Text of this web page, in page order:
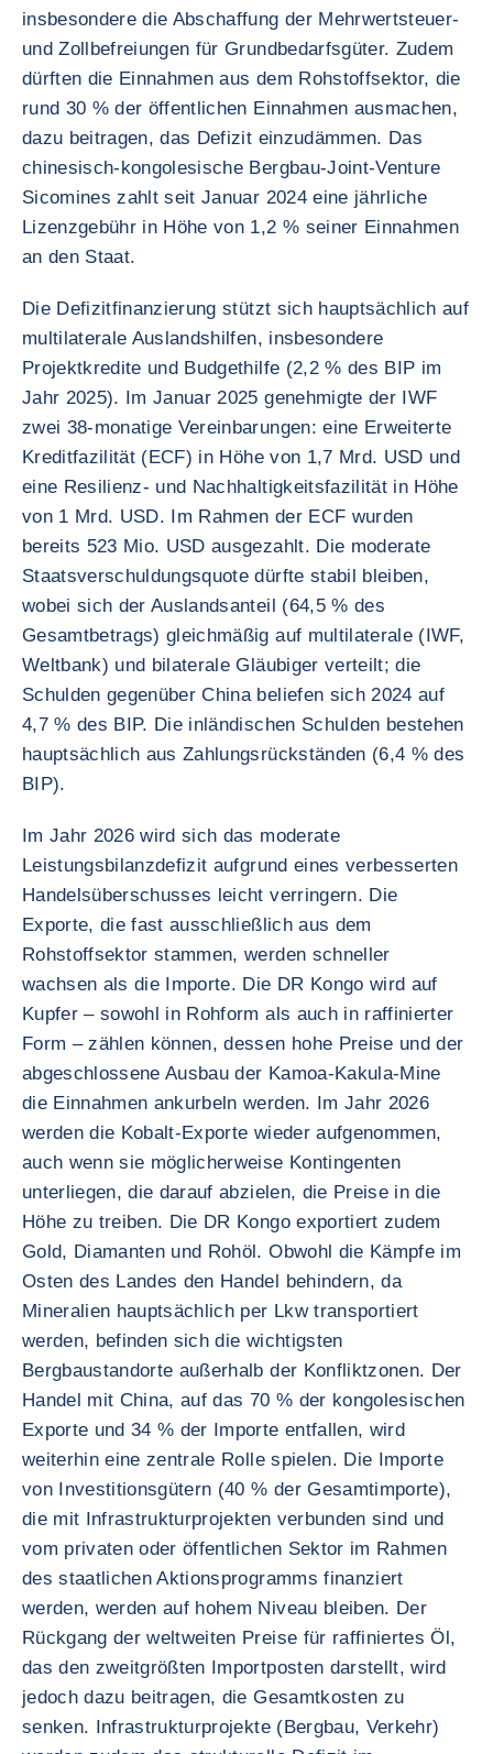
insbesondere die Abschaffung der Mehrwertsteuer-
und Zollbefreiungen für Grundbedarfsgüter. Zudem
dürften die Einnahmen aus dem Rohstoffsektor, die
rund 30 % der öffentlichen Einnahmen ausmachen,
dazu beitragen, das Defizit einzudämmen. Das
chinesisch-kongolesische Bergbau-Joint-Venture
Sicomines zahlt seit Januar 2024 eine jährliche
Lizenzgebühr in Höhe von 1,2 % seiner Einnahmen
an den Staat.
Die Defizitfinanzierung stützt sich hauptsächlich auf
multilaterale Auslandshilfen, insbesondere
Projektkredite und Budgethilfe (2,2 % des BIP im
Jahr 2025). Im Januar 2025 genehmigte der IWF
zwei 38-monatige Vereinbarungen: eine Erweiterte
Kreditfazilität (ECF) in Höhe von 1,7 Mrd. USD und
eine Resilienz- und Nachhaltigkeitsfazilität in Höhe
von 1 Mrd. USD. Im Rahmen der ECF wurden
bereits 523 Mio. USD ausgezahlt. Die moderate
Staatsverschuldungsquote dürfte stabil bleiben,
wobei sich der Auslandsanteil (64,5 % des
Gesamtbetrags) gleichmäßig auf multilaterale (IWF,
Weltbank) und bilaterale Gläubiger verteilt; die
Schulden gegenüber China beliefen sich 2024 auf
4,7 % des BIP. Die inländischen Schulden bestehen
hauptsächlich aus Zahlungsrückständen (6,4 % des
BIP).
Im Jahr 2026 wird sich das moderate
Leistungsbilanzdefizit aufgrund eines verbesserten
Handelsüberschusses leicht verringern. Die
Exporte, die fast ausschließlich aus dem
Rohstoffsektor stammen, werden schneller
wachsen als die Importe. Die DR Kongo wird auf
Kupfer – sowohl in Rohform als auch in raffinierter
Form – zählen können, dessen hohe Preise und der
abgeschlossene Ausbau der Kamoa-Kakula-Mine
die Einnahmen ankurbeln werden. Im Jahr 2026
werden die Kobalt-Exporte wieder aufgenommen,
auch wenn sie möglicherweise Kontingenten
unterliegen, die darauf abzielen, die Preise in die
Höhe zu treiben. Die DR Kongo exportiert zudem
Gold, Diamanten und Rohöl. Obwohl die Kämpfe im
Osten des Landes den Handel behindern, da
Mineralien hauptsächlich per Lkw transportiert
werden, befinden sich die wichtigsten
Bergbaustandorte außerhalb der Konfliktzonen. Der
Handel mit China, auf das 70 % der kongolesischen
Exporte und 34 % der Importe entfallen, wird
weiterhin eine zentrale Rolle spielen. Die Importe
von Investitionsgütern (40 % der Gesamtimporte),
die mit Infrastrukturprojekten verbunden sind und
vom privaten oder öffentlichen Sektor im Rahmen
des staatlichen Aktionsprogramms finanziert
werden, werden auf hohem Niveau bleiben. Der
Rückgang der weltweiten Preise für raffiniertes Öl,
das den zweitgrößten Importposten darstellt, wird
jedoch dazu beitragen, die Gesamtkosten zu
senken. Infrastrukturprojekte (Bergbau, Verkehr)